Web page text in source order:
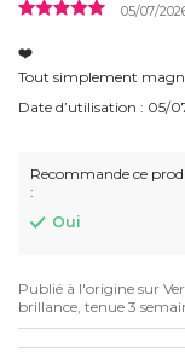
05/07/
❤️
Tout simplement
Date d’utilisation : 05/
Recommande ce
:
Oui
Publié à l'origine sur
brillance, tenue 3